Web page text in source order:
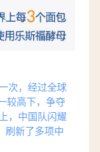
次，经过全球
较高下，争夺
，中国队闪耀
刷新了多项中